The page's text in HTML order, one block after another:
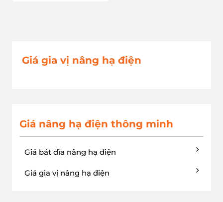
Giá gia vị nâng hạ điện
Giá nâng hạ điện thông minh
Giá bát đĩa nâng hạ điện
Giá gia vị nâng hạ điện